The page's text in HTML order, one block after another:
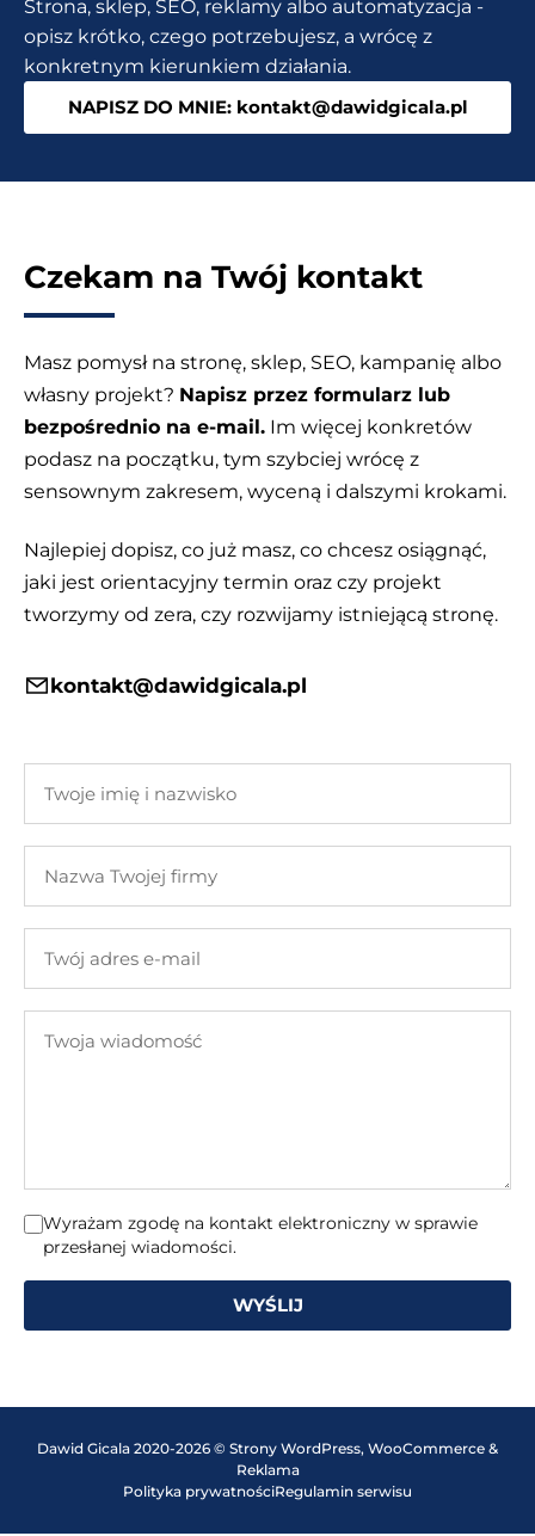
internetowej?
Strona, sklep, SEO, reklamy albo automatyzacja -
opisz krótko, czego potrzebujesz, a wrócę z
konkretnym kierunkiem działania.
NAPISZ DO MNIE: kontakt@dawidgicala.pl
Czekam na Twój kontakt
Masz pomysł na stronę, sklep, SEO, kampanię albo
własny projekt? Napisz przez formularz lub
bezpośrednio na e-mail. Im więcej konkretów
podasz na początku, tym szybciej wrócę z
sensownym zakresem, wyceną i dalszymi krokami.
Najlepiej dopisz, co już masz, co chcesz osiągnąć,
jaki jest orientacyjny termin oraz czy projekt
tworzymy od zera, czy rozwijamy istniejącą stronę.
kontakt@dawidgicala.pl
imię
nazwisko
Twojej
adres
mail
wiadomość
Wyrażam zgodę na kontakt elektroniczny w sprawie
przesłanej wiadomości.
WYŚLIJ
Dawid Gicala 2020-2026 © Strony WordPress, WooCommerce &
Reklama
Polityka prywatnościRegulamin serwisu